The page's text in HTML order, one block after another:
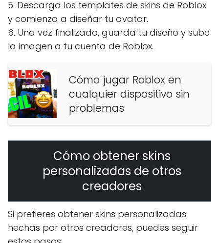
5. Descarga los templates de skins de Roblox
y comienza a diseñar tu avatar.
6. Una vez finalizado, guarda tu diseño y sube
la imagen a tu cuenta de Roblox.
Cómo jugar Roblox en
cualquier dispositivo sin
problemas
Cómo obtener skins
personalizadas de otros
creadores
Si prefieres obtener skins personalizadas
hechas por otros creadores, puedes seguir